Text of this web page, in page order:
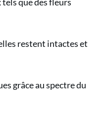
que des fleurs
restent intactes et
grâce au spectre du